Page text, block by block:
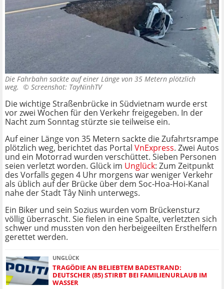
Die Fahrbahn sackte auf einer Länge von 35 Metern plötzlich
weg. © Screenshot: TayNinhTV
Die wichtige Straßenbrücke in Südvietnam wurde erst
vor zwei Wochen für den Verkehr freigegeben. In der
Nacht zum Sonntag stürzte sie teilweise ein.
Auf einer Länge von 35 Metern sackte die Zufahrtsrampe
plötzlich weg, berichtet das Portal VnExpress. Zwei Autos
und ein Motorrad wurden verschüttet. Sieben Personen
seien verletzt worden. Glück im Unglück: Zum Zeitpunkt
des Vorfalls gegen 4 Uhr morgens war weniger Verkehr
als üblich auf der Brücke über dem Soc-Hoa-Hoi-Kanal
nahe der Stadt Tây Ninh unterwegs.
Ein Biker und sein Sozius wurden vom Brückensturz
völlig überrascht. Sie fielen in eine Spalte, verletzten sich
schwer und mussten von den herbeigeeilten Ersthelfern
gerettet werden.
UNGLÜCK
TRAGÖDIE AN BELIEBTEM BADESTRAND:
DEUTSCHER (85) STIRBT BEI FAMILIENURLAUB IM
WASSER